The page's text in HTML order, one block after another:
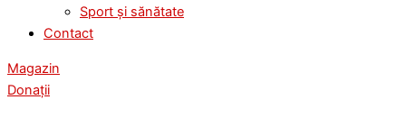
Sport și sănătate
Contact
Magazin
Donații